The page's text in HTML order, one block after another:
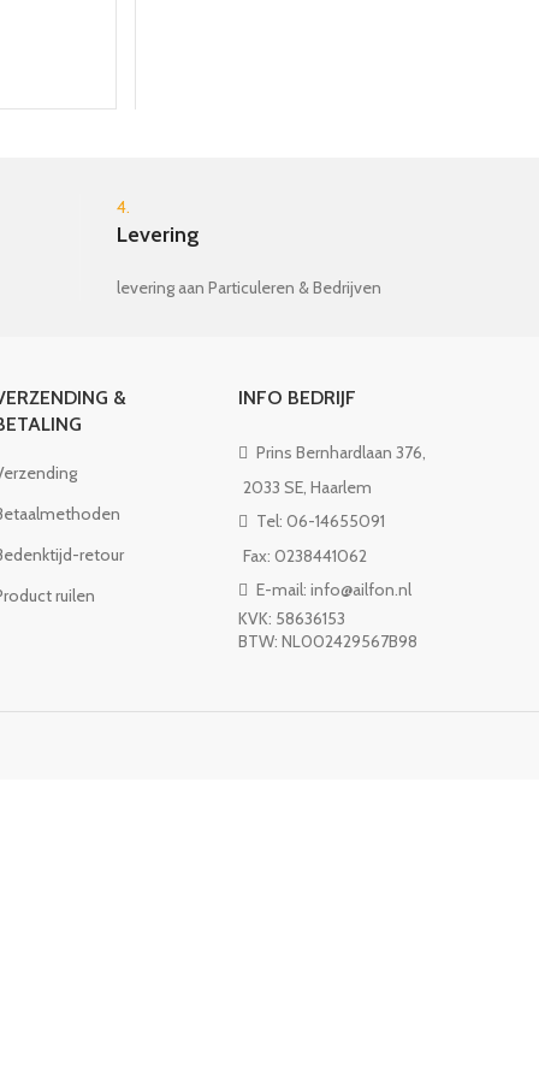
4.
Levering
levering aan Particuleren & Bedrijven
&
retour
ruilen
INFO BEDRIJF
Prins Bernhardlaan 376,
2033 SE, Haarlem
Tel: 06-14655091
Fax: 0238441062
E-mail: info@ailfon.nl
KVK: 58636153
BTW: NL002429567B98